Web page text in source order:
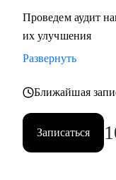
Проведем аудит
их улучшения
Развернуть
Ближайшая
Записаться